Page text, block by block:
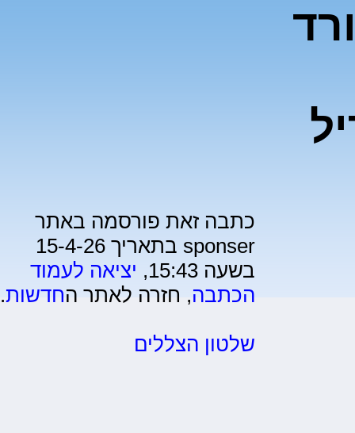
כתבה זאת פורסמה באתר
sponser בתאריך 15-4-26
בשעה 15:43,
יציאה לעמוד
הכתבה, חזרה לאתר החדשות.
שלטון הצללים